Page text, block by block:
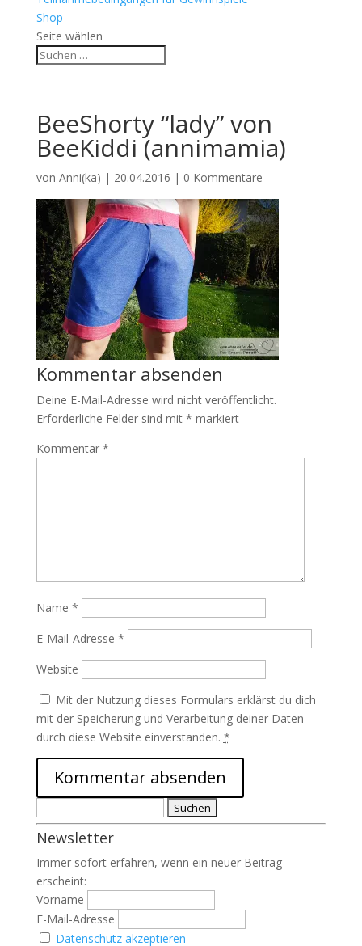
Shop
Seite wählen
BeeShorty “lady” von
BeeKiddi (annimamia)
von Anni(ka) | 20.04.2016 | 0 Kommentare
Kommentar absenden
Deine E-Mail-Adresse wird nicht veröffentlicht.
Erforderliche Felder sind mit * markiert
Kommentar *
Name *
E-Mail-Adresse *
Website
Mit der Nutzung dieses Formulars erklärst du dich
mit der Speicherung und Verarbeitung deiner Daten
durch diese Website einverstanden. *
nach:
Newsletter
Immer sofort erfahren, wenn ein neuer Beitrag
erscheint:
Vorname
E-Mail-Adresse
Datenschutz akzeptieren